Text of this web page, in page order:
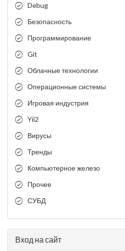
Debug
Безопасность
Программирование
Git
Облачные технологии
Операционные системы
Игровая индустрия
Yii2
Вирусы
Тренды
Компьютерное железо
Прочее
СУБД
Вход на сайт